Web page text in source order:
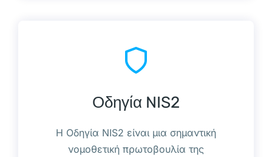
Οδηγία NIS2
Η Οδηγία NIS2 είναι μια σημαντική
νομοθετική πρωτοβουλία της